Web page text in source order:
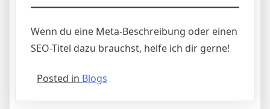
Wenn du eine Meta-Beschreibung oder einen
SEO-Titel dazu brauchst, helfe ich dir gerne!
Posted in Blogs